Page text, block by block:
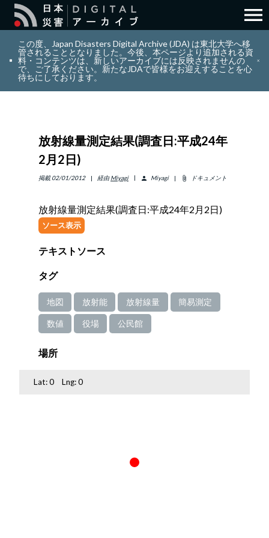
search 検索
layers コレクション
info_outline リソース
アバウト
ENGLISH 日本語
menu
この度、Japan Disasters Digital Archive (JDA) は東北大学へ移
管されることとなりました。今後、本ページより追加される資
料・コンテンツは、新しいアーカイブには反映されませんの
で、ご了承ください。新たなJDAで皆様をお迎えすることを心
待ちにしております。
放射線量測定結果(調査日:平成24年
2月2日)
掲載 02/01/2012 経由 Miyagi person Miyagi attach_file ドキュメント
放射線量測定結果(調査日:平成24年2月2日)
ソース表示
テキストソース
タグ
地図 放射能 放射線量 簡易測定
数値 役場 公民館
場所
Lat:0 Lng:0